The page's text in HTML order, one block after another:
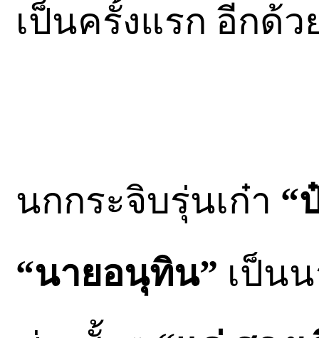
เป็นครั้งแรก อีกด้ว
นกกระจิบรุ่นเก๋า “
“นายอนุทิน” เป็น